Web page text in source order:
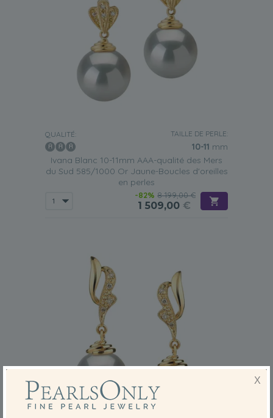
Les perles des mers du Sud sont plus grosses que les
perles d'eau douce, les perles Akoya du Japon et même
les perles de Tahiti. Ce sont les plus grosses perles
disponibles sur le marché de la bijouterie, ce qui en fait de
fabuleux bijoux de luxe.
Seulement environ
20 % des perles des mers du Sud
rondes, car cette forme est très rare. Cependant, ce type
Lustre
L'éclat intérieur prononcé des perles des mers du Sud leur
confère un lustre unique, que seules les perles Akoya
japonaises peuvent égaler. Cependant, les perles des
mers du Sud sont considérablement plus grandes que les
perles Akoya, ce qui les rend encore plus précieuses.
tenues élégantes et donneront à celle qui les porte une
allure sophistiquée et distinguée. Ces conseils vous
aideront à choisir la paire idéale.
Type de boucle d'oreille
Les boucles d'oreilles en perles des mers du Sud
superbes avec n'importe quelle tenue, cependant, chacun
des deux types est réservé à certains événements.
Boucles d'oreilles à tige en perles
Avec leur lustre AAA,ces boucles d'oreilles puces en perles
des mers du Sud
sont un accessoire délicat qui flatte
toutes les carnations. Adaptées aux événements semi-
QUALITÉ: TAILLE DE PERLE:
10-11 mm
Ivana Blanc 10-11mm AAA-qualité des Mers
du Sud 585/1000 Or Jaune-Boucles d'oreilles
en perles
-82% 8 199,00 €
1 509,00 €
X